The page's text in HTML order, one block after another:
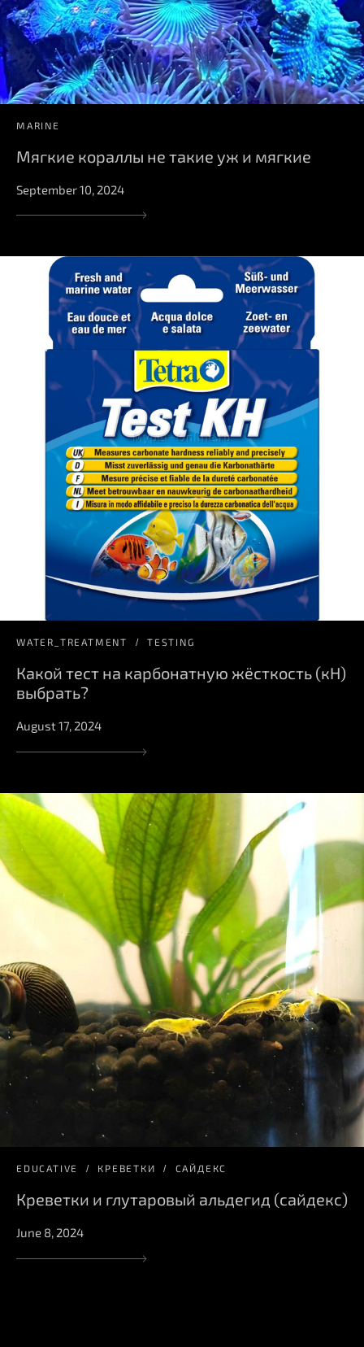
MARINE
Мягкие кораллы не такие уж и мягкие
September 10, 2024
WATER_TREATMENT TESTING
Какой тест на карбонатную жёсткость (кН)
выбрать?
August 17, 2024
EDUCATIVE КРЕВЕТКИ САЙДЕКС
Креветки и глутаровый альдегид (сайдекс)
June 8, 2024